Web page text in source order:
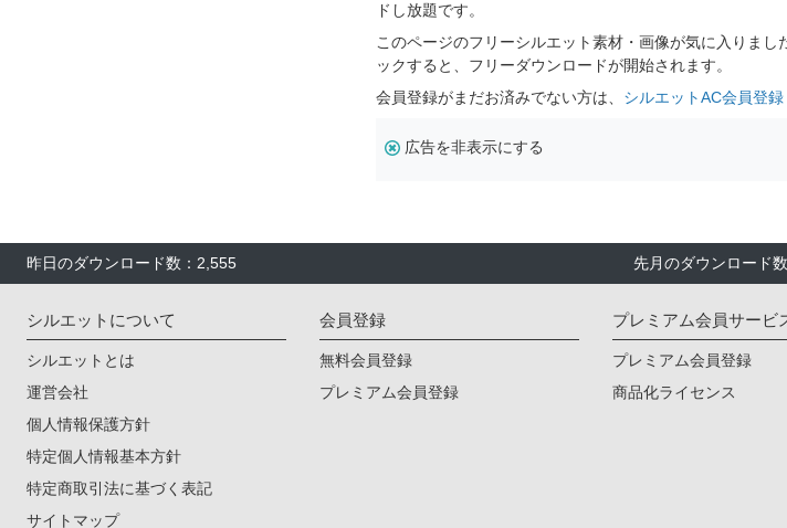
ドし放題です。
このページのフリーシルエット素材・画像が気に入りまし
ックすると、フリーダウンロードが開始されます。
会員登録がまだお済みでない方は、 シルエットAC会員登録
広告を非表示にする
昨日のダウンロード数：2,555 先月のダウンロード
シルエットについて
シルエットとは
運営会社
個人情報保護方針
特定個人情報基本方針
特定商取引法に基づく表記
サイトマップ
会員登録
無料会員登録
プレミアム会員登録
プレミアム会員サービ
プレミアム会員登録
商品化ライセンス